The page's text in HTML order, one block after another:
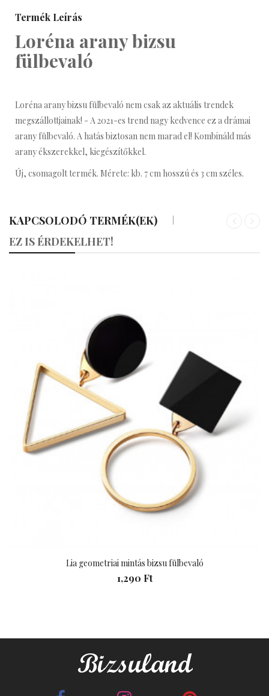
Termék Leírás
Loréna arany bizsu
fülbevaló
Loréna arany bizsu fülbevaló nem csak az aktuális trendek
megszállottjainak! - A 2021-es trend nagy kedvence ez a drámai
arany fülbevaló. A hatás biztosan nem marad el! Kombináld más
arany ékszerekkel, kiegészítőkkel.
Új, csomagolt termék. Mérete: kb. 7 cm hosszú és 3 cm széles.
KAPCSOLODÓ TERMÉK(EK)
EZ IS ÉRDEKELHET!
Lia geometriai mintás bizsu fülbevaló
1,290 Ft